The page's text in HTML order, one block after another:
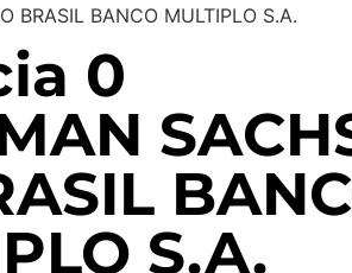
BRASIL BANCO MULTIPLO S.A.
0
S.A.